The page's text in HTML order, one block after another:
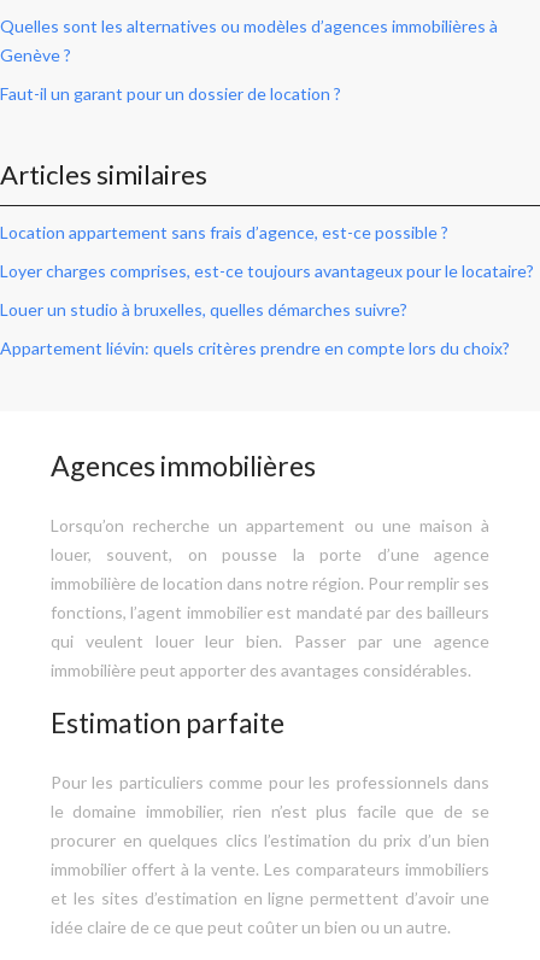
Quelles sont les alternatives ou modèles d’agences immobilières à
Genève ?
Faut-il un garant pour un dossier de location ?
Articles similaires
Location appartement sans frais d’agence, est-ce possible ?
Loyer charges comprises, est-ce toujours avantageux pour le locataire?
Louer un studio à bruxelles, quelles démarches suivre?
Appartement liévin: quels critères prendre en compte lors du choix?
Agences immobilières
Lorsqu’on recherche un appartement ou une maison à
louer, souvent, on pousse la porte d’une agence
immobilière de location dans notre région. Pour remplir ses
fonctions, l’agent immobilier est mandaté par des bailleurs
qui veulent louer leur bien. Passer par une agence
immobilière peut apporter des avantages considérables.
Estimation parfaite
Pour les particuliers comme pour les professionnels dans
le domaine immobilier, rien n’est plus facile que de se
procurer en quelques clics l’estimation du prix d’un bien
immobilier offert à la vente. Les comparateurs immobiliers
et les sites d’estimation en ligne permettent d’avoir une
idée claire de ce que peut coûter un bien ou un autre.